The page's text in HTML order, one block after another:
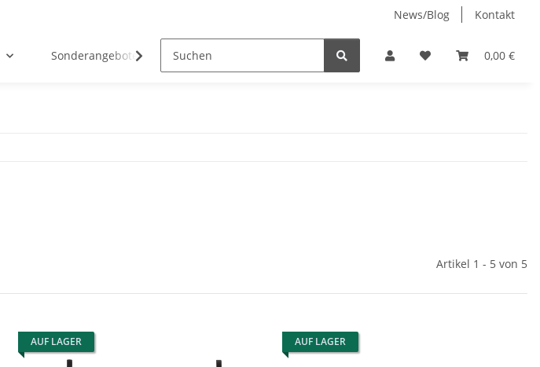
News/Blog Kontakt
0,00 €
Sonderangebote Jenny-Bell (made in Germany)
Artikel 1 - 5 von 5
AUF LAGER AUF LAGER